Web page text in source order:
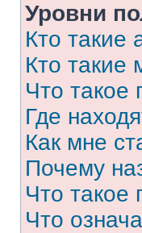
Уровни
Кто такие
Кто такие
Что такое
Где
Как мне
Почему
Что такое
Что